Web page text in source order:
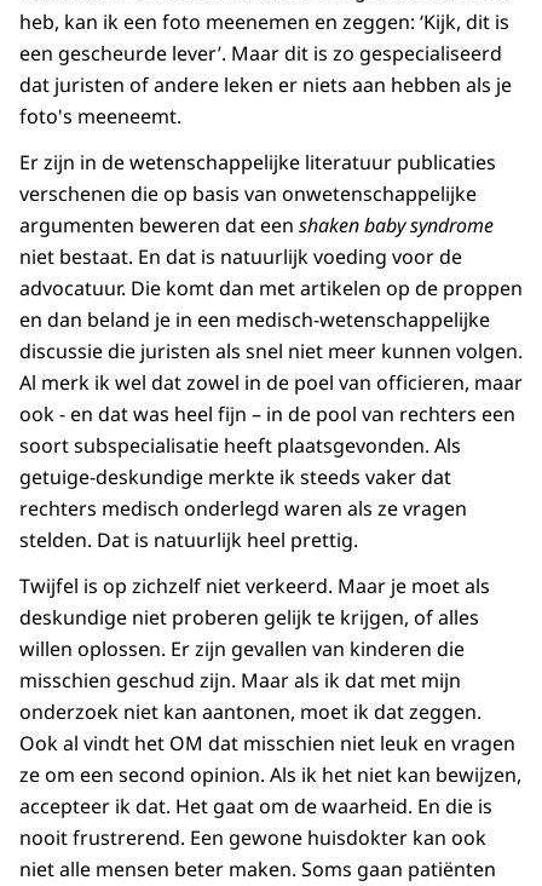
heb, kan ik een foto meenemen en zeggen: ‘Kijk, dit is
een gescheurde lever’. Maar dit is zo gespecialiseerd
dat juristen of andere leken er niets aan hebben als je
foto's meeneemt.
Er zijn in de wetenschappelijke literatuur publicaties
verschenen die op basis van onwetenschappelijke
argumenten beweren dat een shaken baby syndrome
niet bestaat. En dat is natuurlijk voeding voor de
advocatuur. Die komt dan met artikelen op de proppen
en dan beland je in een medisch-wetenschappelijke
discussie die juristen als snel niet meer kunnen volgen.
Al merk ik wel dat zowel in de poel van officieren, maar
ook - en dat was heel fijn – in de pool van rechters een
soort subspecialisatie heeft plaatsgevonden. Als
getuige-deskundige merkte ik steeds vaker dat
rechters medisch onderlegd waren als ze vragen
stelden. Dat is natuurlijk heel prettig.
Twijfel is op zichzelf niet verkeerd. Maar je moet als
deskundige niet proberen gelijk te krijgen, of alles
willen oplossen. Er zijn gevallen van kinderen die
misschien geschud zijn. Maar als ik dat met mijn
onderzoek niet kan aantonen, moet ik dat zeggen.
Ook al vindt het OM dat misschien niet leuk en vragen
ze om een second opinion. Als ik het niet kan bewijzen,
accepteer ik dat. Het gaat om de waarheid. En die is
nooit frustrerend. Een gewone huisdokter kan ook
niet alle mensen beter maken. Soms gaan patiënten